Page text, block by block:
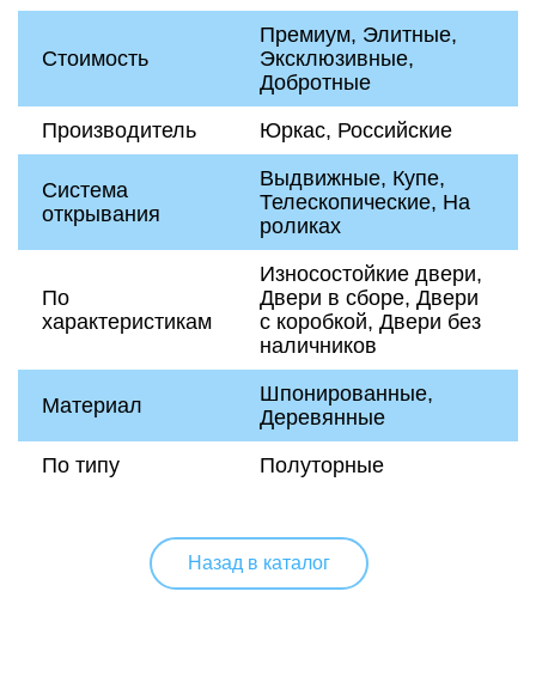
Стоимость
Премиум, Элитные,
Эксклюзивные,
Добротные
Производитель
Юркас, Российские
Система
открывания
Выдвижные, Купе,
Телескопические, На
роликах
По
характеристикам
Износостойкие двери,
Двери в сборе, Двери
с коробкой, Двери без
наличников
Материал
Шпонированные,
Деревянные
По типу
Полуторные
Назад в каталог